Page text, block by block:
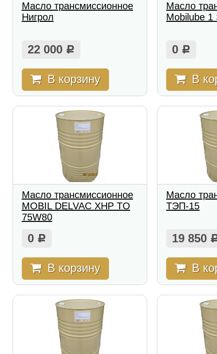
Масло трансмиссионное
Нигрол
22 000 Р
В корзину
Масло
Mobilube 1
0 Р
В
Масло трансмиссионное
MOBIL DELVAC XHP TO
75W80
0 Р
В корзину
Масло
ТЭП-15
19 850
В